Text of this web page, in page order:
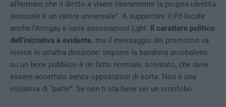
affermare che il diritto a vivere liberamente la propria identità
sessuale è un valore universale”. A supportare il Pd locale
anche l’Arcigay e varie associazioni Lgbt. Il carattere politico
dell’iniziativa è evidente, ma il messaggio dei promotori va
invece in un’altra direzione: imporre la bandiera arcobaleno
su un bene pubblico è un fatto normale, scontato, che deve
essere accettato senza opposizioni di sorta. Non è una
iniziativa di “parte”. Se non ti sta bene sei un omofobo.